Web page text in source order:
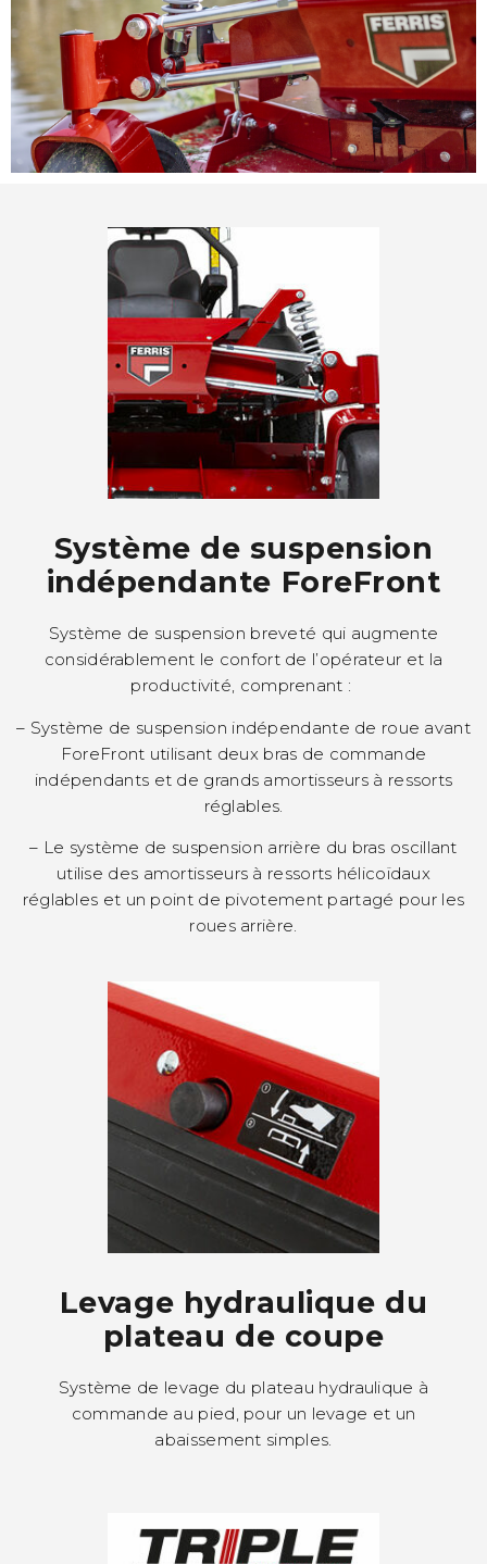
Système de suspension
indépendante ForeFront
Système de suspension breveté qui augmente
considérablement le confort de l’opérateur et la
productivité, comprenant :
– Système de suspension indépendante de roue avant
ForeFront utilisant deux bras de commande
indépendants et de grands amortisseurs à ressorts
réglables.
– Le système de suspension arrière du bras oscillant
utilise des amortisseurs à ressorts hélicoïdaux
réglables et un point de pivotement partagé pour les
roues arrière.
Levage hydraulique du
plateau de coupe
Système de levage du plateau hydraulique à
commande au pied, pour un levage et un
abaissement simples.